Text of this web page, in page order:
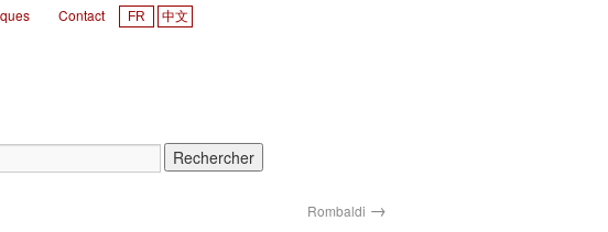
Contact FR 中文
Rombaldi →